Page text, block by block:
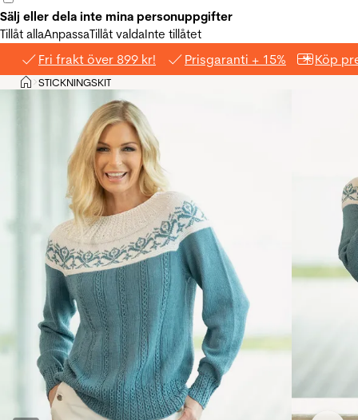
Sälj eller dela inte mina personuppgifter
Tillåt allaAnpassaTillåt valdaInte tillåtet
Fri frakt över 899 kr! Prisgaranti + 15% Köp
Hem
>STICKNINGSKIT